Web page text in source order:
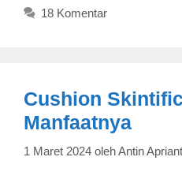
18 Komentar
Cushion
Manfaatnya
1 Maret 2024 olehAntin